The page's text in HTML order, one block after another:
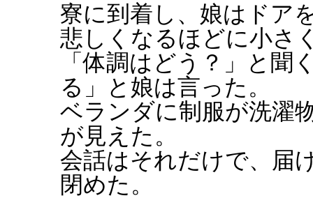
寮に到着し、娘はドア
悲しくなるほどに小さ
「体調はどう？」と聞
る」と娘は言った。
ベランダに制服が洗濯
が見えた。
会話はそれだけで、届
閉めた。